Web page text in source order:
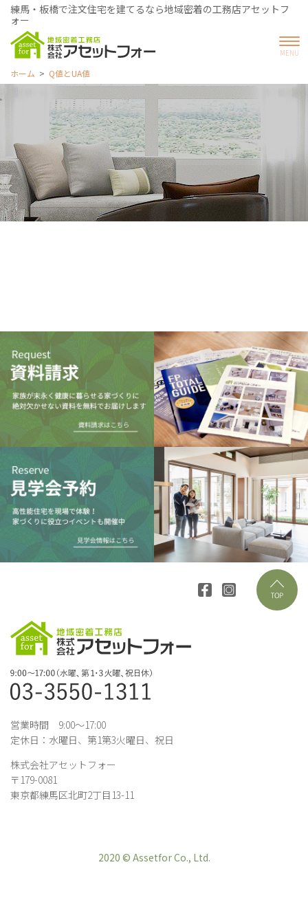
練馬・板橋で注文住宅を建てるなら地域密着の工務店アセットフ
ォー
ホーム Q値とUA値
営業時間 9:00～17:00
定休日：水曜日、第1第3火曜日、祝日
株式会社アセットフォー
〒179-0081
東京都練馬区北町2丁目13-11
2020 © Assetfor Co., Ltd.